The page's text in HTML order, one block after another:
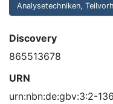
Analysetechniken,
Discovery
865513678
URN
urn:nbn:de:gbv:3:2-